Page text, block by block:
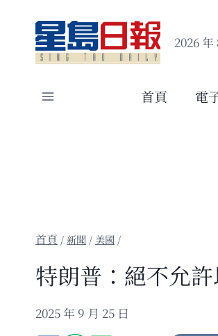
content
2026 年
首頁 電
/新聞 / 美國 /
特朗普：絕不允
2025 年 9 月 25 日